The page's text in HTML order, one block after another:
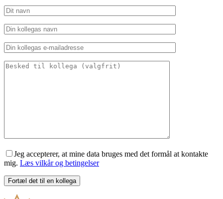
Jeg accepterer, at mine data bruges med det formål at kontakte
mig. Læs vilkår og betingelser